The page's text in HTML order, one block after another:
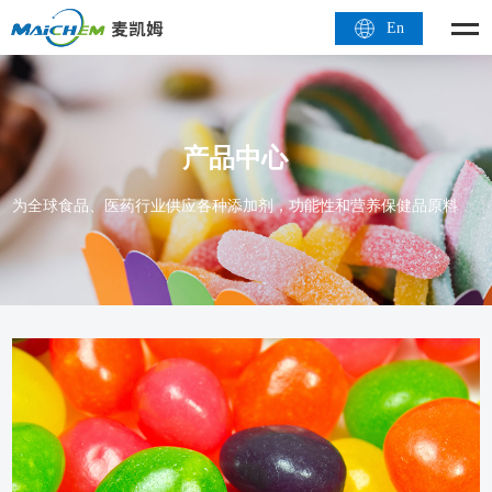
En
产品中心
为全球食品、医药行业供应各种添加剂，功能性和营养保健品原料